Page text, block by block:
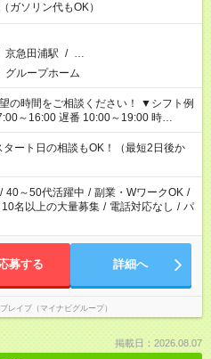
ガソリン代もOK）
京急田浦駅 / …
グループホーム
間をご相談ください！ ▼シフト例
～16:00 遅番 10:00～19:00 時
っくりのスタートがいい」 「お昼の時
ど、ご希望があれば教えてください
タート日の相談もOK！（最短2日後か
/ 40～50代活躍中 / 副業・WワークOK /
10名以上の大量募集 / 電話対応なし / パ
募する 詳細へ
レイブ（マイナビグループ）
掲載日：2026.08.07